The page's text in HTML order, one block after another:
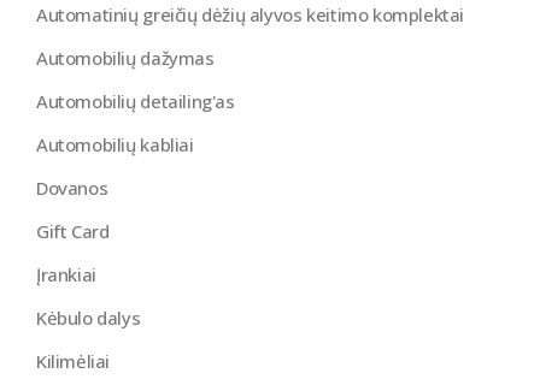
Automatinių greičių dėžių alyvos keitimo komplektai
Automobilių dažymas
Automobilių detailing'as
Automobilių kabliai
Dovanos
Gift Card
Įrankiai
Kėbulo dalys
Kilimėliai